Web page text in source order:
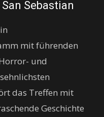
Sebastian
mit führenden
und
das Treffen mit
Geschichte